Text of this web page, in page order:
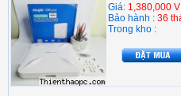
Giá: 1,380,000
Bảo hành : 36
Trong kho :